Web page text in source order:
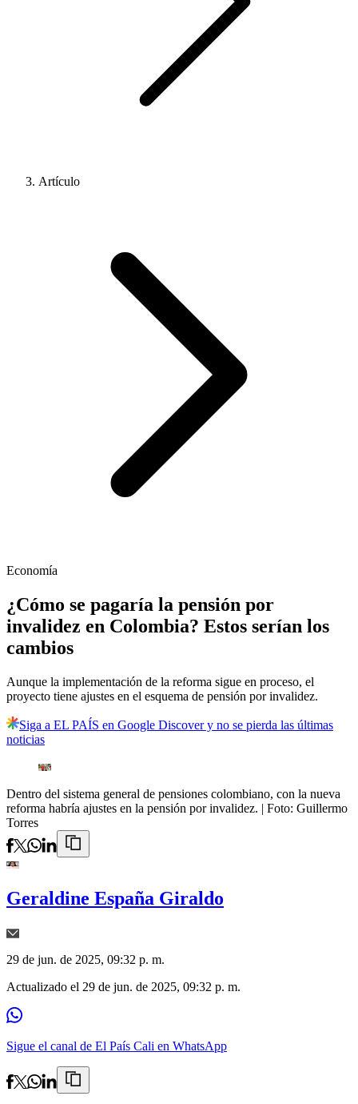
Artículo
Economía
¿Cómo se pagaría la pensión por
invalidez en Colombia? Estos serían los
cambios
Aunque la implementación de la reforma sigue en proceso, el
proyecto tiene ajustes en el esquema de pensión por invalidez.
Siga a EL PAÍS en Google Discover y no se pierda las últimas
noticias
Dentro del sistema general de pensiones colombiano, con la nueva
reforma habría ajustes en la pensión por invalidez. | Foto: Guillermo
Torres
Geraldine España Giraldo
29 de jun. de 2025, 09:32 p. m.
Actualizado el 29 de jun. de 2025, 09:32 p. m.
Sigue el canal de El País Cali en WhatsApp